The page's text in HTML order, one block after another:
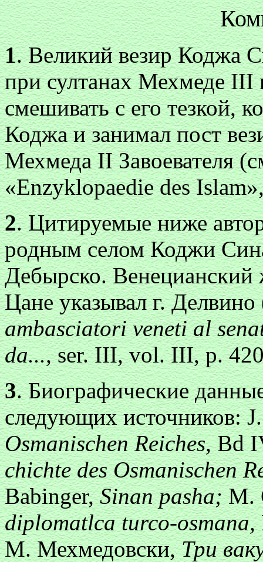
1. Великий везир Коджа
при султанах Мехмеде
смешивать с его тезкой,
Коджа и занимал пост
Мехмеда II Завоевателя
«Enzyklopaedie des
2. Цитируемые ниже
родным селом Коджи
Дебырско.
Цане указывал г.
ambasciatori veneti al
da...,ser. III, vol. III, p.
3. Биографические
следующих источников:
Osmanischen Reiches,Bd
chichte des Osmanischen
Babinger,Sinan pasha;M.
diplomatlca turco-osmana,
М. Мехмедовски,Три